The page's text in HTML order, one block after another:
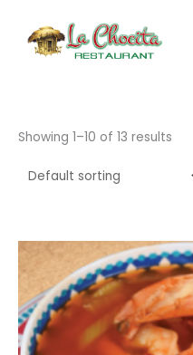
content
Showing 1–10 of 13 results